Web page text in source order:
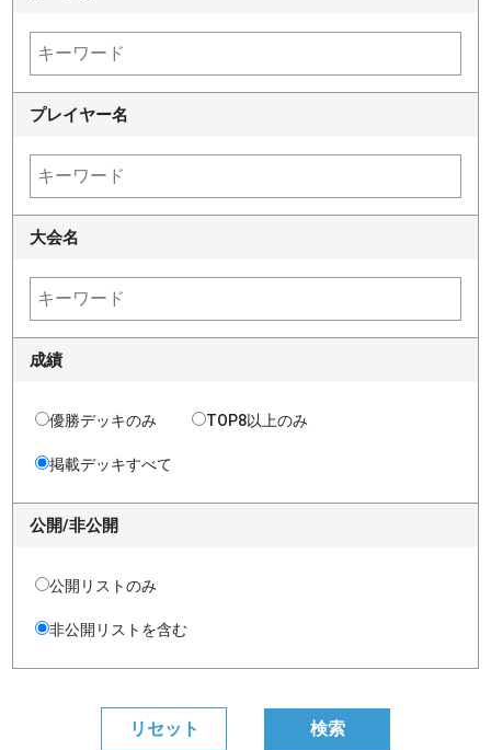
プレイヤー名
大会名
成績
優勝デッキのみ TOP8以上のみ
掲載デッキすべて
公開/非公開
公開リストのみ
非公開リストを含む